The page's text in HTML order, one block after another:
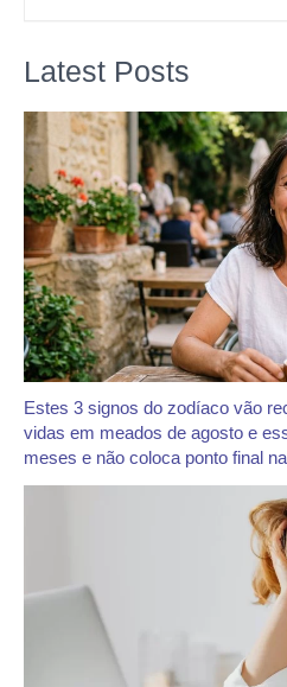
Latest Posts
Estes 3 signos do zodíaco vão
vidas em meados de agosto e
meses e não coloca ponto final